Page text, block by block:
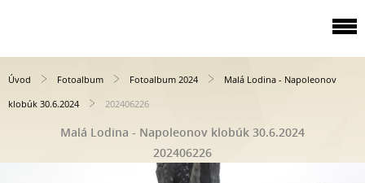
Úvod Fotoalbum Fotoalbum 2024
Malá Lodina - Napoleonov
klobúk 30.6.2024
202406226
Malá Lodina - Napoleonov klobúk 30.6.2024
202406226